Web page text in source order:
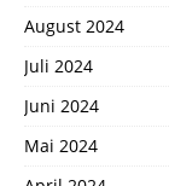
August 2024
Juli 2024
Juni 2024
Mai 2024